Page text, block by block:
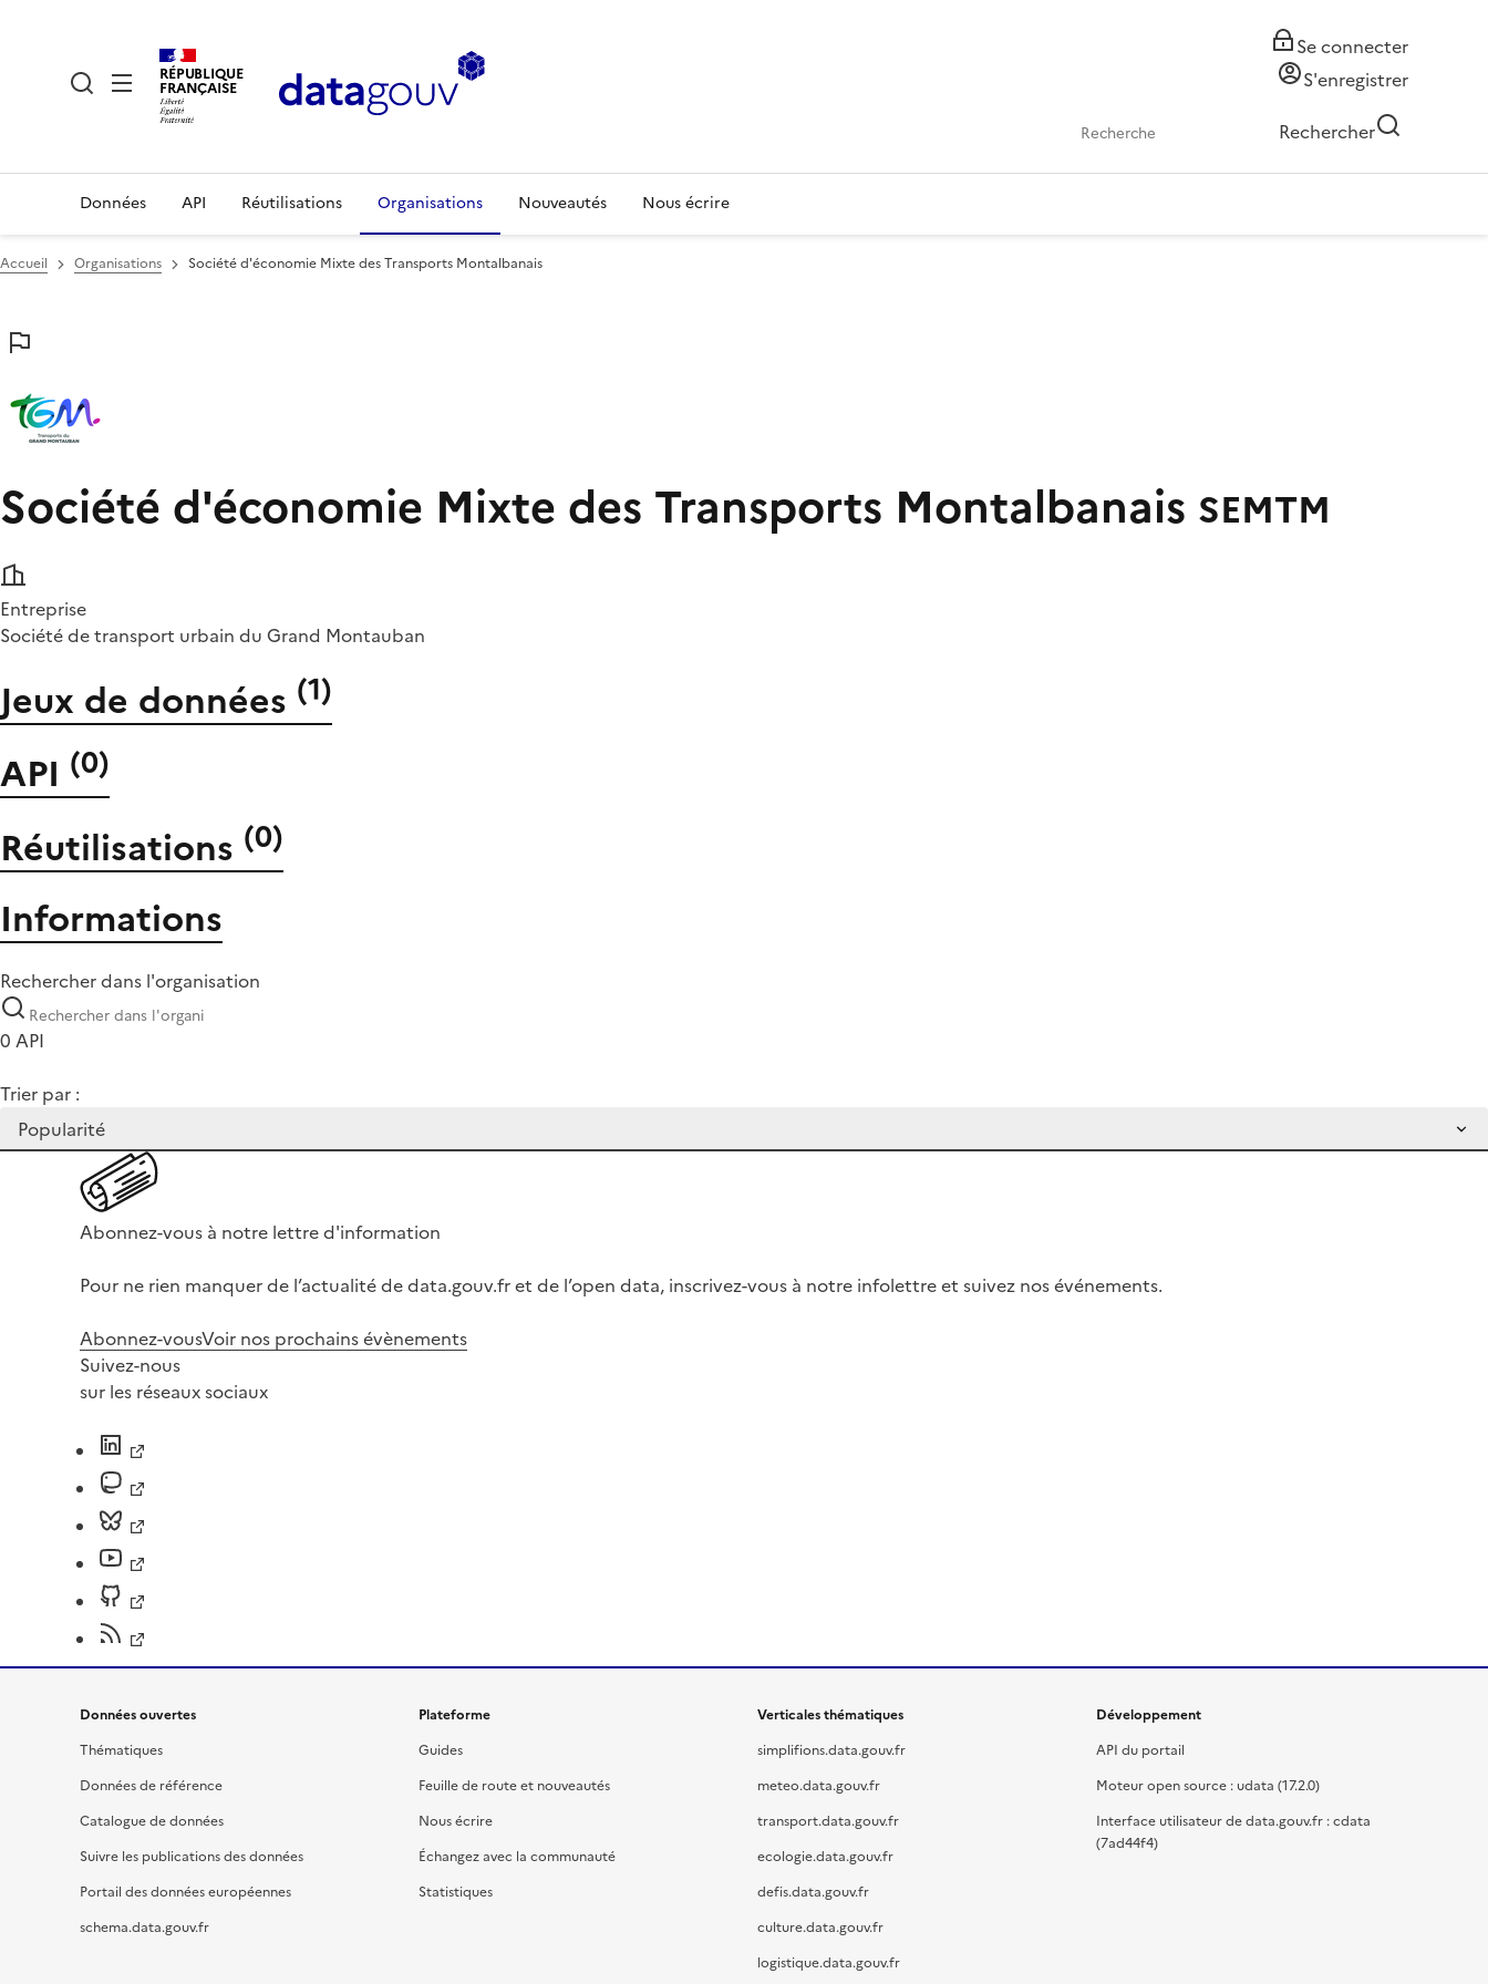
RÉPUBLIQUE
FRANÇAISE
Se connecter
S'enregistrer
Rechercher
Données API Réutilisations Organisations Nouveautés Nous écrire
Accueil Organisations Société d'économie Mixte des Transports Montalbanais
Société d'économie Mixte des Transports Montalbanais SEMTM
Entreprise
Société de transport urbain du Grand Montauban
Jeux de données (1)
API (0)
Réutilisations (0)
Informations
Rechercher dans l'organisation
0 API
Trier par :
Abonnez-vous à notre lettre d'information
Pour ne rien manquer de l’actualité de data.gouv.fr et de l’open data, inscrivez-vous à notre infolettre et suivez nos événements.
Abonnez-vousVoir nos prochains évènements
Suivez-nous
sur les réseaux sociaux
Données ouvertes
Thématiques
Données de référence
Catalogue de données
Suivre les publications des données
Portail des données européennes
schema.data.gouv.fr
Plateforme
Guides
Feuille de route et nouveautés
Nous écrire
Échangez avec la communauté
Statistiques
Verticales thématiques
simplifions.data.gouv.fr
meteo.data.gouv.fr
transport.data.gouv.fr
ecologie.data.gouv.fr
defis.data.gouv.fr
culture.data.gouv.fr
logistique.data.gouv.fr
Développement
API du portail
Moteur open source : udata (17.2.0)
Interface utilisateur de data.gouv.fr : cdata
(7ad44f4)